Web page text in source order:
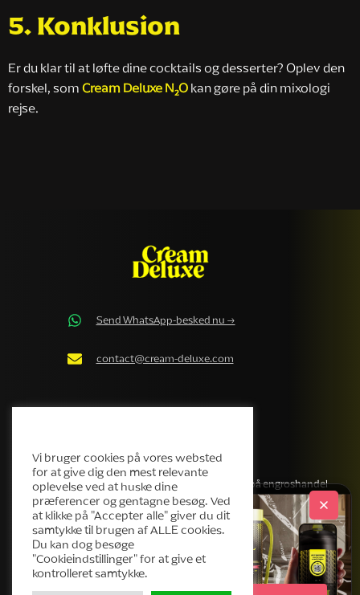
5.Konklusion
Er du klar til at løfte dine cocktails og desserter? Oplev den
forskel, somCream Deluxe N₂Okan gøre på din mixologi
rejse.
Send WhatsApp-besked nu →
contact@cream-deluxe.com
VIRKSOMHED
Vores historie
Produkter
Helpdesk
Blog
Kontakt
ENGROS
Få et tilbud på engroshandel
Vi bruger cookies på vores websted
for at give dig den mest relevante
oplevelse ved at huske dine
præferencer og gentagne besøg. Ved
at klikke på "Accepter alle" giver du dit
samtykke til brugen af ALLE cookies.
Du kan dog besøge
"Cookieindstillinger" for at give et
kontrolleret samtykke.